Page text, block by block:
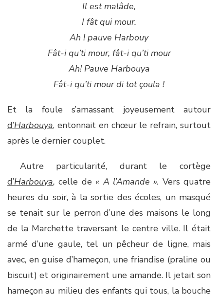
Il est malâde,
I fât qui mour.
Ah ! pauve Harbouy
Fât-i qu’ti mour, fât-i qu’ti mour
Ah! Pauve Harbouya
Fât-i qu’ti mour di tot çoula !
Et la foule s’amassant joyeusement autour
d’Harbouya, entonnait en chœur le refrain, surtout
après le dernier couplet.
Autre particularité, durant le cortège
d’Harbouya, celle de « A l’Amande ». Vers quatre
heures du soir, à la sortie des écoles, un masqué
se tenait sur le perron d’une des maisons le long
de la Marchette traversant le centre ville. Il était
armé d’une gaule, tel un pêcheur de ligne, mais
avec, en guise d’hameçon, une friandise (praline ou
biscuit) et originairement une amande. Il jetait son
hameçon au milieu des enfants qui tous, la bouche